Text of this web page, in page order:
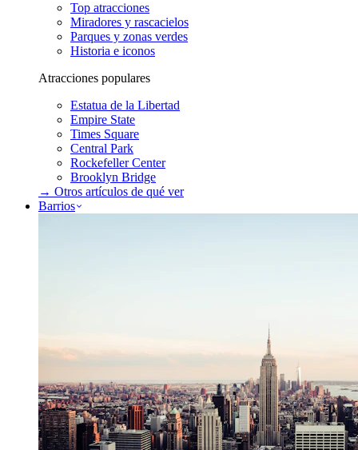
Top atracciones
Miradores y rascacielos
Parques y zonas verdes
Historia e iconos
Atracciones populares
Estatua de la Libertad
Empire State
Times Square
Central Park
Rockefeller Center
Brooklyn Bridge
→ Otros artículos de qué ver
Barrios